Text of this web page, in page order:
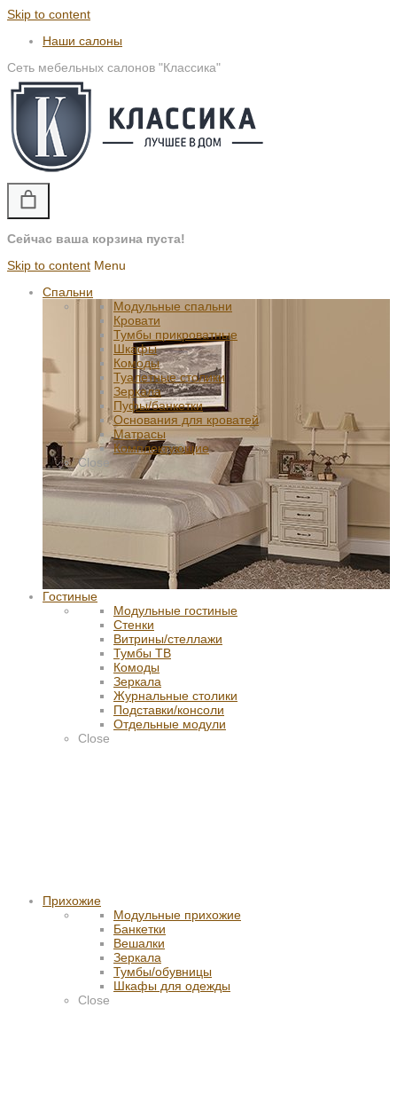
Skip to content
Наши салоны
Сеть мебельных салонов "Классика"
Сейчас ваша корзина пуста!
Skip to content Menu
Спальни
Модульные спальни
Кровати
Тумбы прикроватные
Шкафы
Комоды
Туалетные столики
Зеркала
Пуфы/банкетки
Основания для кроватей
Матрасы
Комплектующие
Close
Гостиные
Модульные гостиные
Стенки
Витрины/стеллажи
Тумбы ТВ
Комоды
Зеркала
Журнальные столики
Подставки/консоли
Отдельные модули
Close
Прихожие
Модульные прихожие
Банкетки
Вешалки
Зеркала
Тумбы/обувницы
Шкафы для одежды
Close